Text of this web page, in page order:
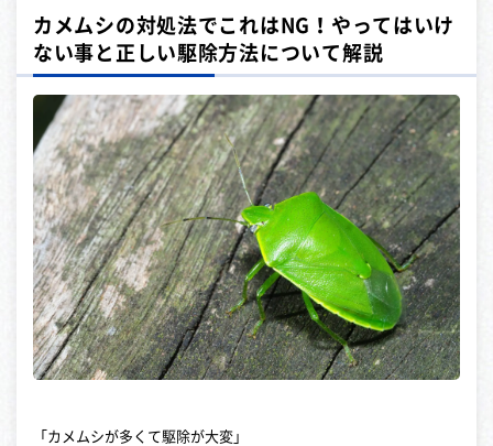
カメムシの対処法でこれはNG！やってはいけ
ない事と正しい駆除方法について解説
「カメムシが多くて駆除が大変」